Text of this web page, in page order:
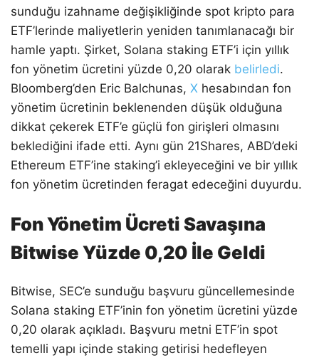
sunduğu izahname değişikliğinde spot kripto para
ETF’lerinde maliyetlerin yeniden tanımlanacağı bir
hamle yaptı. Şirket, Solana staking ETF’i için yıllık
fon yönetim ücretini yüzde 0,20 olarak belirledi.
Bloomberg’den Eric Balchunas, X hesabından fon
yönetim ücretinin beklenenden düşük olduğuna
dikkat çekerek ETF’e güçlü fon girişleri olmasını
beklediğini ifade etti. Aynı gün 21Shares, ABD’deki
Ethereum ETF’ine staking’i ekleyeceğini ve bir yıllık
fon yönetim ücretinden feragat edeceğini duyurdu.
Fon Yönetim Ücreti Savaşına
Bitwise Yüzde 0,20 İle Geldi
Bitwise, SEC’e sunduğu başvuru güncellemesinde
Solana staking ETF’inin fon yönetim ücretini yüzde
0,20 olarak açıkladı. Başvuru metni ETF’in spot
temelli yapı içinde staking getirisi hedefleyen